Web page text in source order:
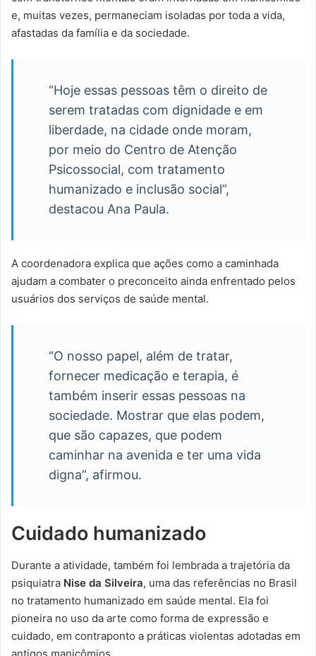
e, muitas vezes, permaneciam isoladas por toda a vida,
afastadas da família e da sociedade.
“Hoje essas pessoas têm o direito de
serem tratadas com dignidade e em
liberdade, na cidade onde moram,
por meio do Centro de Atenção
Psicossocial, com tratamento
humanizado e inclusão social”,
destacou Ana Paula.
A coordenadora explica que ações como a caminhada
ajudam a combater o preconceito ainda enfrentado pelos
usuários dos serviços de saúde mental.
“O nosso papel, além de tratar,
fornecer medicação e terapia, é
também inserir essas pessoas na
sociedade. Mostrar que elas podem,
que são capazes, que podem
caminhar na avenida e ter uma vida
digna”, afirmou.
Cuidado humanizado
Durante a atividade, também foi lembrada a trajetória da
psiquiatra Nise da Silveira, uma das referências no Brasil
no tratamento humanizado em saúde mental. Ela foi
pioneira no uso da arte como forma de expressão e
cuidado, em contraponto a práticas violentas adotadas em